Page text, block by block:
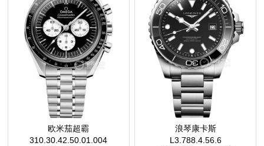
欧米茄超霸
310.30.42.50.01.004
浪琴康卡斯
L3.788.4.56.6